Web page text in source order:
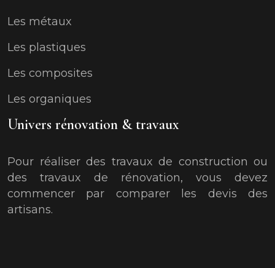
Les métaux
Les plastiques
Les composites
Les organiques
Univers rénovation & travaux
Pour réaliser des travaux de construction ou
des travaux de rénovation, vous devez
commencer par comparer les devis des
artisans.